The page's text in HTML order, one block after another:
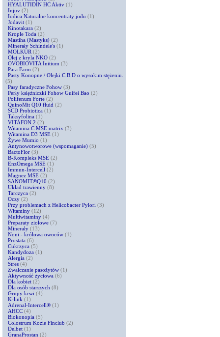
HYALUTIDIN HC Aktiv (1)
Injuv (2)
Iodica Naturalne koncentraty jodu (1)
Jodavit (1)
Kinotakara (2)
Krople Toda (2)
Mastiha (Mastyks) (2)
Minerały Schindele's (1)
MOLKUR (2)
Olej z kryla NKO (2)
OVOBIOVITA Initium (3)
Para Farm (2)
Pasty Konopne / Olejki C.B.D o wysokim stężeniu.
(5)
Pasy faradyczne Fohow (3)
Perły księżniczki Fohow Guifei Bao (2)
Polifenum Forte (2)
QuinoMit Q10 fluid (2)
SCD Probiotica (1)
Taksyfolina (1)
VITAFON 2 (2)
Witamina C MSE matrix (3)
Witamina D3 MSE (1)
Żywe Mumio (1)
Antynowotworowe (wspomaganie) (5)
BactoFlor (3)
B-Kompleks MSE (2)
EnzOmega MSE (1)
Immun-Intercell (2)
Magnez MSE (2)
SANOMIT®Q10 (2)
Układ trawienny (8)
Tarczyca (2)
Oczy (2)
Przy problemach z Helicobacter Pylori (3)
Witaminy (12)
Multiwitaminy (4)
Preparaty ziołowe (7)
Minerały (13)
Noni - królowa owoców (1)
Prostata (6)
Cukrzyca (5)
Kandydoza (1)
Alergia (2)
Stres (4)
Zwalczanie pasożytów (1)
Aktywność życiowa (6)
Dla kobiet (2)
Dla osób starszych (8)
Grupy krwi (4)
K-link (1)
Adrenal-Intercell® (1)
AHCC (4)
Biokonopia (5)
Colostrum Kozie Finclub (2)
Delbet (1)
GranaProstan (2)